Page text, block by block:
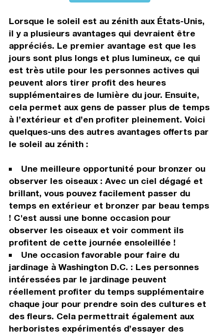
Lorsque le soleil est au zénith aux États-Unis,
il y a plusieurs avantages qui devraient être
appréciés. Le premier avantage est que les
jours sont plus longs et plus lumineux, ce qui
est très utile pour les personnes actives qui
peuvent alors tirer profit des heures
supplémentaires de lumière du jour. Ensuite,
cela permet aux gens de passer plus de temps
à l’extérieur et d’en profiter pleinement. Voici
quelques-uns des autres avantages offerts par
le soleil au zénith :
Une meilleure opportunité pour bronzer ou
observer les oiseaux : Avec un ciel dégagé et
brillant, vous pouvez facilement passer du
temps en extérieur et bronzer par beau temps
! C'est aussi une bonne occasion pour
observer les oiseaux et voir comment ils
profitent de cette journée ensoleillée !
Une occasion favorable pour faire du
jardinage à Washington D.C. : Les personnes
intéressées par le jardinage peuvent
réellement profiter du temps supplémentaire
chaque jour pour prendre soin des cultures et
des fleurs. Cela permettrait également aux
herboristes expérimentés d’essayer des